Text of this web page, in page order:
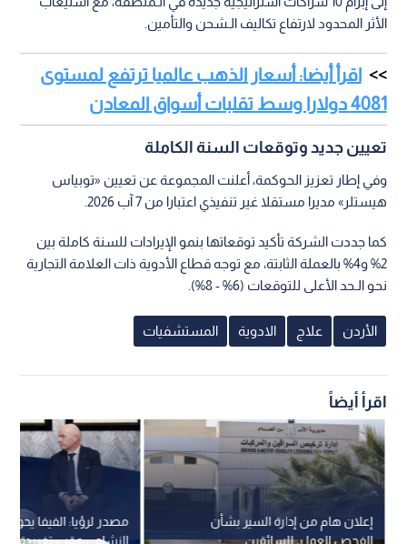
الأثر المحدود لارتفاع تكاليف الـشحن والتأمين.
اقرأ أيضا: أسعار الذهب عالميا ترتفع لمستوى
4081 دولارا وسط تقلبات أسواق المعادن
تعيين جديد وتوقعات السنة الكاملة
وفي إطار تعزيز الحوكمة، أعلنت المجموعة عن تعيين «توبياس
هيستلر» مديرا مستقلا غير تنفيذي اعتبارا من 7 آب 2026.
كما جددت الشركة تأكيد توقعاتها بنمو الإيرادات للسنة كاملة بين
2% و4% بالعملة الثابتة، مع توجه قطاع الأدوية ذات العلامة التجارية
نحو الـحد الأعلى للتوقعات (6% - 8%).
الأردن علاج الادوية المستشفيات
اقرأ أيضاً
مصدر لرؤيا: الفيفا
النشامى عقب تغريدة
إعلان هام من إدارة السير بشأن
الفحص العملي للسائقين